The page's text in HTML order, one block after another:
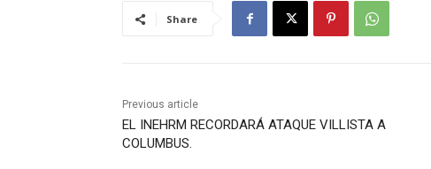
Share
Previous article
EL INEHRM RECORDARÁ ATAQUE VILLISTA A
COLUMBUS.